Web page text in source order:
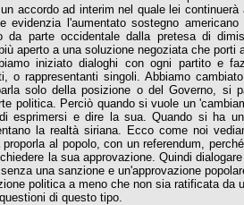
accordo ad interim nel quale lei
l'aumentato sostegno
da parte occidentale dalla pretesa di
aperto a una soluzione negoziata che porti
iniziato dialoghi con ogni partito e
o rappresentanti singoli. Abbiamo
solo della posizione o del Governo, si
politica. Perciò quando si vuole un
esprimersi e dire la sua. Quando si ha
la realtà siriana. Ecco come noi
al popolo, con un referendum,
la sua approvazione. Quindi
una sanzione e un'approvazione
politica a meno che non sia ratificata da
di questo tipo.